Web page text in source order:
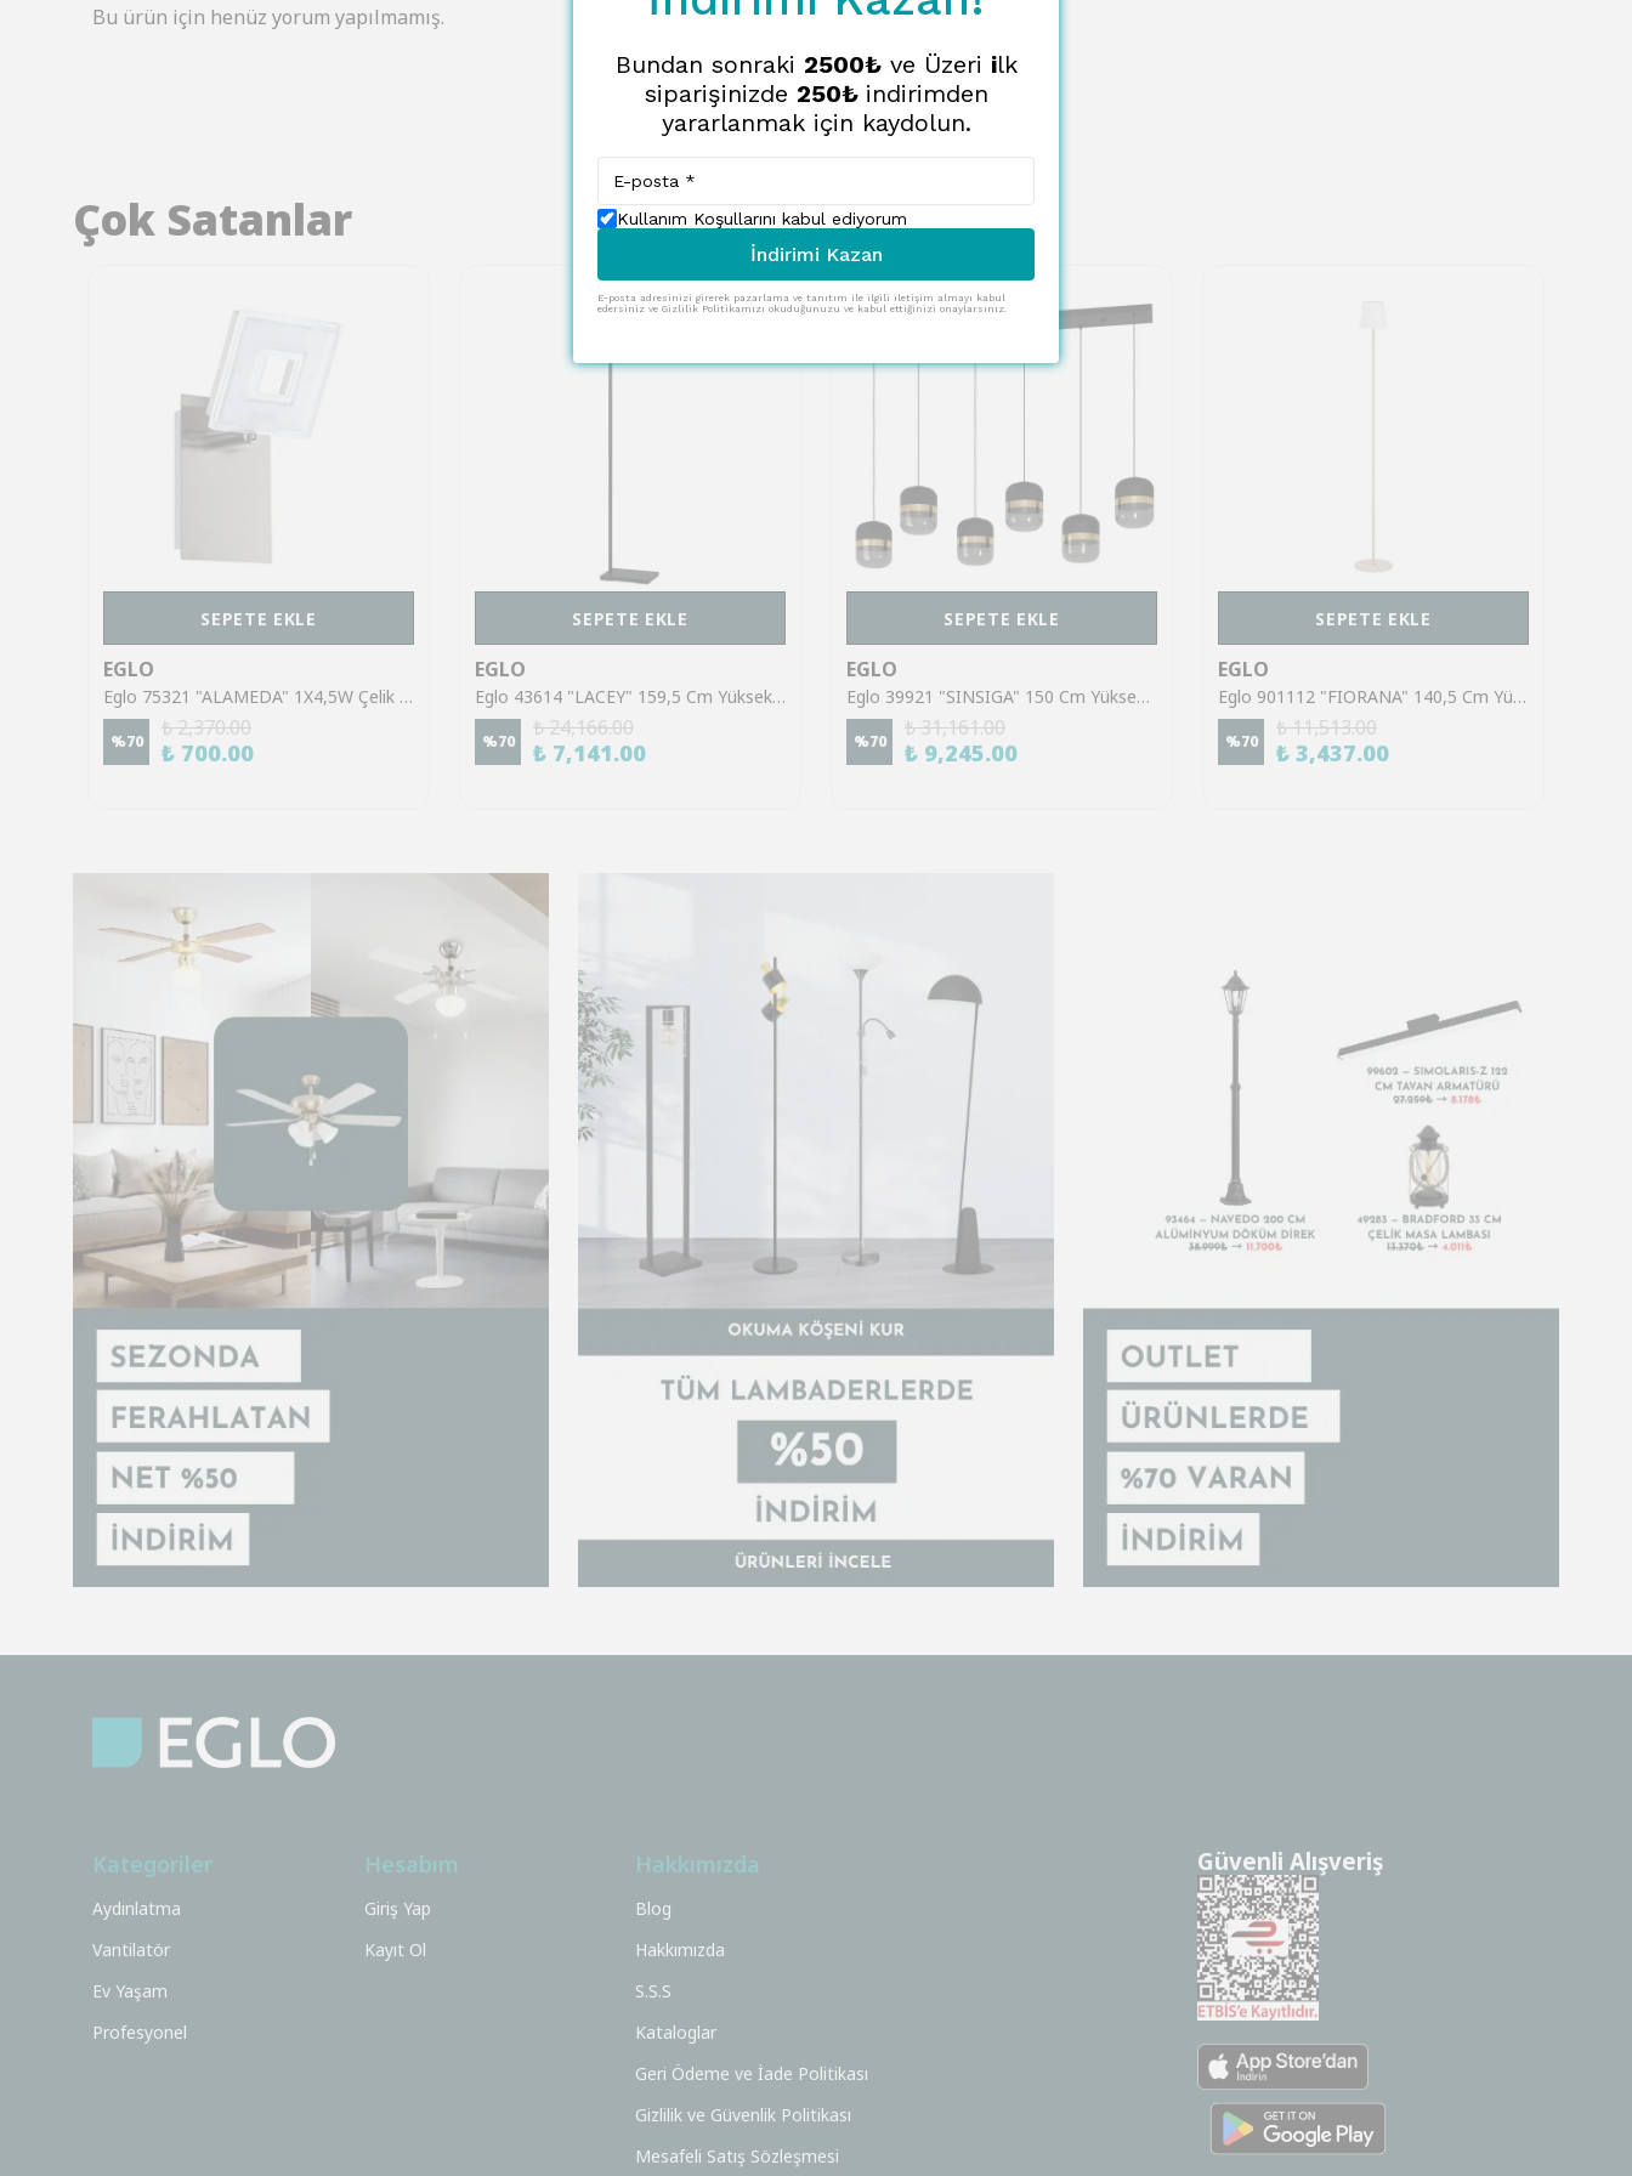
Bu ürün için henüz yorum yapılmamış.
Çok Satanlar
SEPETE EKLE
EGLO
Eglo 75321 "ALAMEDA" 1X4,5W Çelik Nikel Mat Sıva Üstü Spot
%70
₺ 2,370.00
₺ 700.00
SEPETE EKLE
EGLO
Eglo 43614 "LACEY" 159,5 Cm Yüksekliğinde Çelik, Ahşap Köşe Lambası Lambader
%70
₺ 24,166.00
₺ 7,141.00
SEPETE EKLE
EGLO
Eglo 39921 "SINSIGA" 150 Cm Yüksekliğinde Çelik Siyah Sarkıt Avize
%70
₺ 31,161.00
₺ 9,245.00
SEPETE EKLE
EGLO
Eglo 901112 "FIORANA" 140,5 Cm Yüksekliğinde Çelik Köşe Lambası Lambader
%70
₺ 11,513.00
₺ 3,437.00
Kategoriler
Aydınlatma
Vantilatör
Ev Yaşam
Profesyonel
Hesabım
Giriş Yap
Kayıt Ol
Hakkımızda
Blog
Hakkımızda
S.S.S
Kataloglar
Geri Ödeme ve İade Politikası
Gizlilik ve Güvenlik Politikası
Mesafeli Satış Sözleşmesi
Güvenli Alışveriş
Bundan sonraki 2500₺ve Üzeri ilk
siparişinizde 250₺ indirimden
yararlanmak için kaydolun.
Kullanım Koşullarını kabul ediyorum
İndirimi Kazan
E-posta adresinizi girerek pazarlama ve tanıtım ile ilgili iletişim almayı kabul
edersiniz ve Gizlilik Politikamızı okuduğunuzu ve kabul ettiğinizi onaylarsınız.